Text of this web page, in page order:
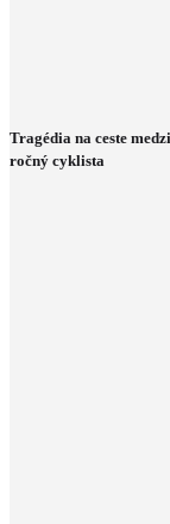
Tragédia na ceste
ročný cyklista